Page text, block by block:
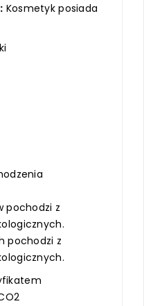
Kosmetyk posiada
pochodzi z
pochodzi z